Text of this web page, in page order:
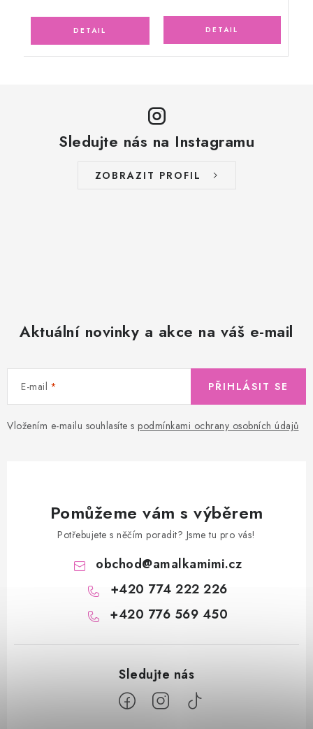
Sledujte nás na Instagramu
ZOBRAZIT PROFIL
Aktuální novinky a akce na váš e-mail
E-mail
Vložením e-mailu souhlasíte s podmínkami ochrany osobních údajů
PŘIHLÁSIT SE
Pomůžeme vám s výběrem
Potřebujete s něčím poradit? Jsme tu pro vás!
obchod@amalkamimi.cz
+420 774 222 226
+420 776 569 450